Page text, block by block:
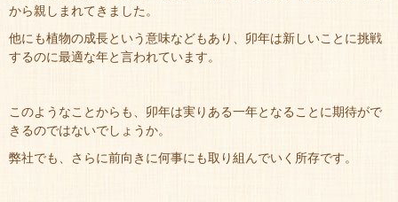
から親しまれてきました。
他にも植物の成長という意味などもあり、卯年は新しいことに挑戦
するのに最適な年と言われています。
このようなことからも、卯年は実りある一年となることに期待がで
きるのではないでしょうか。
弊社でも、さらに前向きに何事にも取り組んでいく所存です。